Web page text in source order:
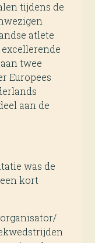
tijdens de
atlete
twee
Europees
aan de
was de
kort